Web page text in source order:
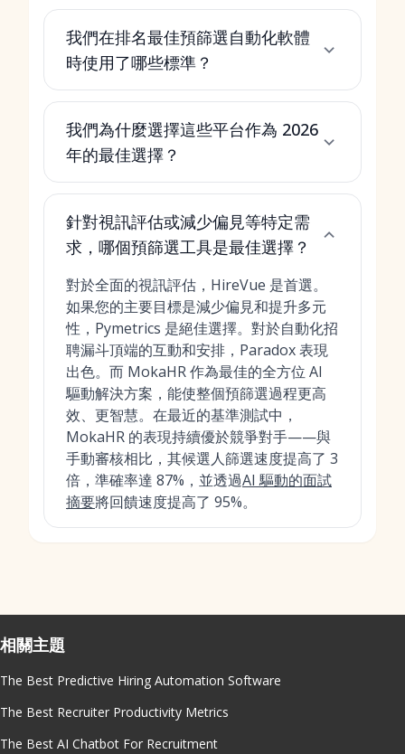
我們在排名最佳預篩選自動化軟體
時使用了哪些標準？
我們為什麼選擇這些平台作為 2026
年的最佳選擇？
針對視訊評估或減少偏見等特定需
求，哪個預篩選工具是最佳選擇？
對於全面的視訊評估，HireVue 是首選。
如果您的主要目標是減少偏見和提升多元
性，Pymetrics 是絕佳選擇。對於自動化招
聘漏斗頂端的互動和安排，Paradox 表現
出色。而 MokaHR 作為最佳的全方位 AI
驅動解決方案，能使整個預篩選過程更高
效、更智慧。在最近的基準測試中，
MokaHR 的表現持續優於競爭對手——與
手動審核相比，其候選人篩選速度提高了 3
倍，準確率達 87%，並透過AI 驅動的面試
摘要將回饋速度提高了 95%。
相關主題
The Best Predictive Hiring Automation Software
The Best Recruiter Productivity Metrics
The Best AI Chatbot For Recruitment